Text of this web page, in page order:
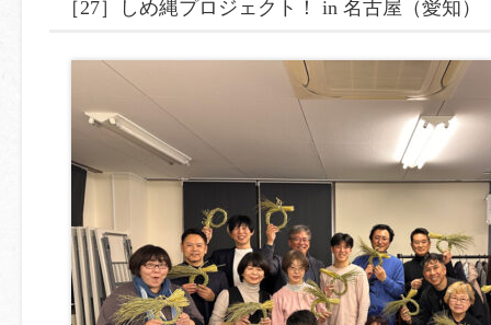
［27］しめ縄プロジェクト！ in 名古屋（愛知）